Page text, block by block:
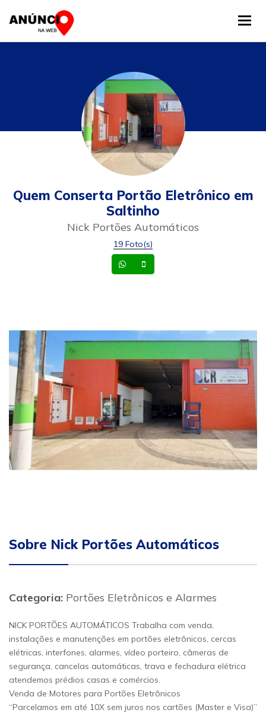
Quem Conserta Portão Eletrônico em
Saltinho
Nick Portões Automáticos
19 Foto(s)
Whatsapp
Sobre Nick Portões Automáticos
Categoria: Portões Eletrônicos e Alarmes
NICK PORTÕES AUTOMÁTICOS Trabalha com venda,
instalações e manutenções em portões eletrônicos, cercas
elétricas, interfones, alarmes, vídeo porteiro, câmeras de
segurança, cancelas automáticas, trava e fechadura elétrica
atendemos prédios casas e comércios.
Venda de Motores para Portões Eletrônicos
“Parcelamos em até 10X sem juros nos cartões (Master e Visa)”